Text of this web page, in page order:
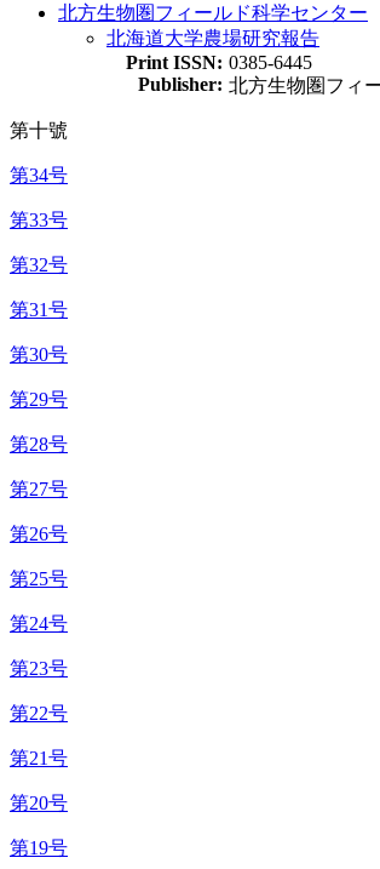
北方生物圏フィールド科学センター
北海道大学農場研究報告
Print ISSN: 0385-6445
Publisher: 北方生物圏フィ
第十號
第34号
第33号
第32号
第31号
第30号
第29号
第28号
第27号
第26号
第25号
第24号
第23号
第22号
第21号
第20号
第19号